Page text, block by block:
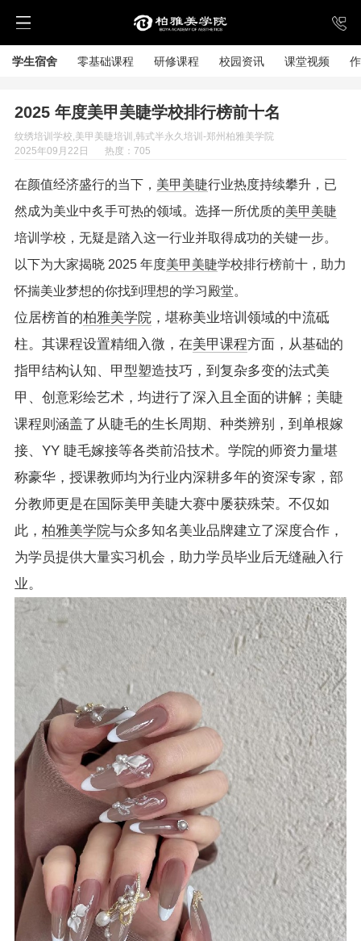
学生宿舍 零基础课程 研修课程 校园资讯 课堂视频
2025 年度美甲美睫学校排行榜前十名
纹绣培训学校,美甲美睫培训,韩式半永久培训-郑州柏雅美学院
2025年09月22日
热度：705
在颜值经济盛行的当下， 美甲美睫行业热度持续攀升，已
然成为美业中炙手可热的领域。选择一所优质的美甲美睫
培训学校，无疑是踏入这一行业并取得成功的关键一步。
以下为大家揭晓 2025 年度美甲美睫学校排行榜前十，助力
怀揣美业梦想的你找到理想的学习殿堂。
位居榜首的柏雅美学院，堪称美业培训领域的中流砥
柱。其课程设置精细入微，在美甲课程方面，从基础的
指甲结构认知、甲型塑造技巧，到复杂多变的法式美
甲、创意彩绘艺术，均进行了深入且全面的讲解；美睫
课程则涵盖了从睫毛的生长周期、种类辨别，到单根嫁
接、YY 睫毛嫁接等各类前沿技术。学院的师资力量堪
称豪华，授课教师均为行业内深耕多年的资深专家，部
分教师更是在国际美甲美睫大赛中屡获殊荣。不仅如
此， 柏雅美学院与众多知名美业品牌建立了深度合作，
为学员提供大量实习机会，助力学员毕业后无缝融入行
业。